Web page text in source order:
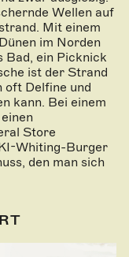
Wellen auf
Mit einem
im Norden
Bad, ein Picknick
ist der Strand
oft Delfine und
kann. Bei einem
Store
Whiting-Burger
den man sich